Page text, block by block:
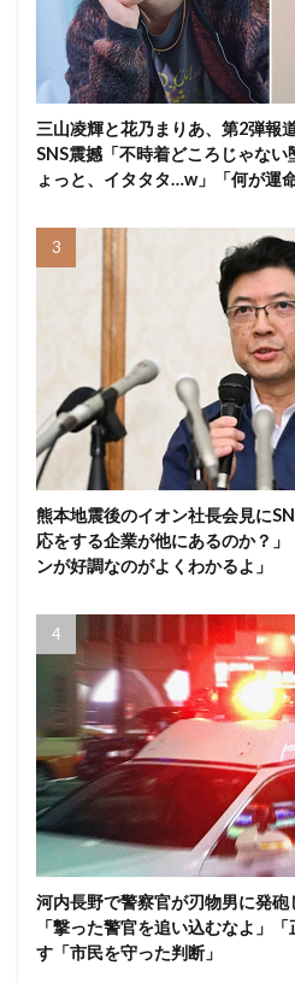
三山凌輝と花乃まりあ、第2弾報
SNS震撼「不時着どころじゃな
ょっと、イタタタ…w」「何が運
熊本地震後のイオン社長会見に
応をする企業が他にあるのか？
ンが好調なのがよくわかるよ」
河内長野で警察官が刃物男に発
「撃った警官を追い込むなよ」
す「市民を守った判断」